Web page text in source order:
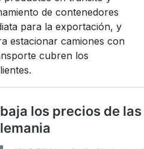
de contenedores
para la exportación, y
estacionar camiones con
cubren los